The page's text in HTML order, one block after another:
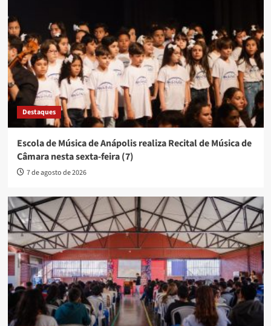
Destaques
Escola de Música de Anápolis realiza Recital de Música de
Câmara nesta sexta-feira (7)
7 de agosto de 2026